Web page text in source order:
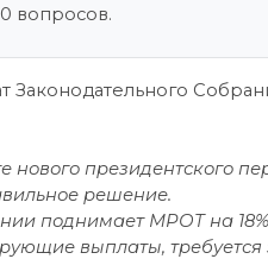
вопросов.
Законодательного
нового президентского
решение.
поднимает МРОТ на
выплаты, требуется